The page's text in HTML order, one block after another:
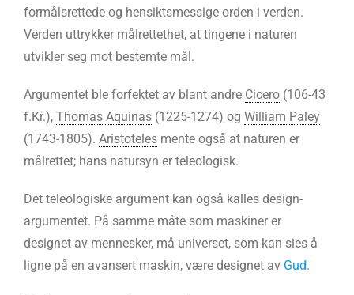
formålsrettede og hensiktsmessige orden i verden.
Verden uttrykker målrettethet, at tingene i naturen
utvikler seg mot bestemte mål.
Argumentet ble forfektet av blant andre Cicero (106-43
f.Kr.), Thomas Aquinas (1225-1274) og William Paley
(1743-1805). Aristoteles mente også at naturen er
målrettet; hans natursyn er teleologisk.
Det teleologiske argument kan også kalles design-
argumentet. På samme måte som maskiner er
designet av mennesker, må universet, som kan sies å
ligne på en avansert maskin, være designet av Gud.